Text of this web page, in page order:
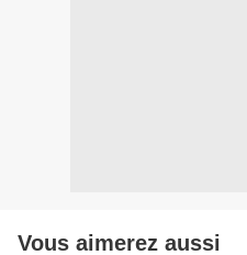
Vous aimerez aussi